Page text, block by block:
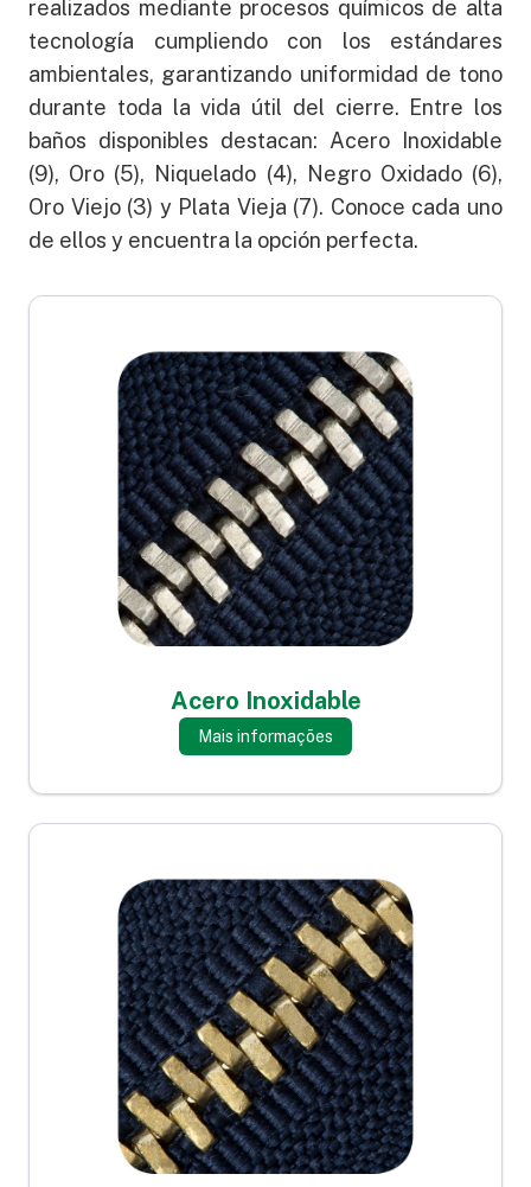
realizados mediante procesos químicos de alta
tecnología cumpliendo con los estándares
ambientales, garantizando uniformidad de tono
durante toda la vida útil del cierre. Entre los
baños disponibles destacan: Acero Inoxidable
(9), Oro (5), Niquelado (4), Negro Oxidado (6),
Oro Viejo (3) y Plata Vieja (7). Conoce cada uno
de ellos y encuentra la opción perfecta.
Acero Inoxidable
Mais informações